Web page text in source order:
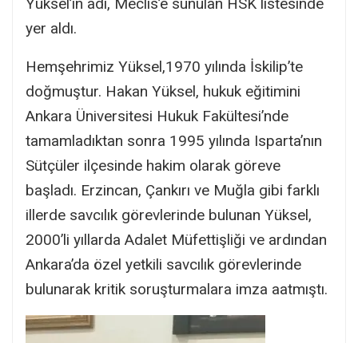
yer aldı.
Hemşehrimiz Yüksel,1970 yılında İskilip’te
doğmuştur. Hakan Yüksel, hukuk eğitimini
Ankara Üniversitesi Hukuk Fakültesi’nde
tamamladıktan sonra 1995 yılında Isparta’nın
Sütçüler ilçesinde hakim olarak göreve
başladı. Erzincan, Çankırı ve Muğla gibi farklı
illerde savcılık görevlerinde bulunan Yüksel,
2000’li yıllarda Adalet Müfettişliği ve ardından
Ankara’da özel yetkili savcılık görevlerinde
bulunarak kritik soruşturmalara imza aatmıştı.